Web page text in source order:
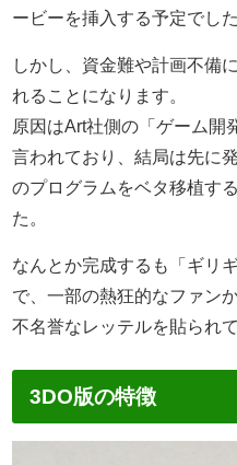
ービーを挿入する予定でした
しかし、資金難や計画不備
れることになります。
原因はArt社側の「ゲーム開
言われており、結局は先に
のプログラムをベタ移植す
た。
なんとか完成するも「ギリ
で、一部の熱狂的なファン
不名誉なレッテルを貼られて
3DO版の特徴